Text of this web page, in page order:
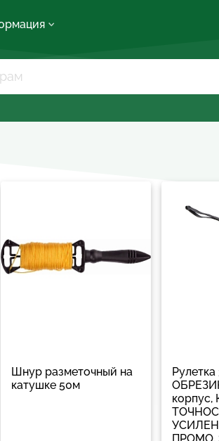
Шнур разметочный на
катушке 50м